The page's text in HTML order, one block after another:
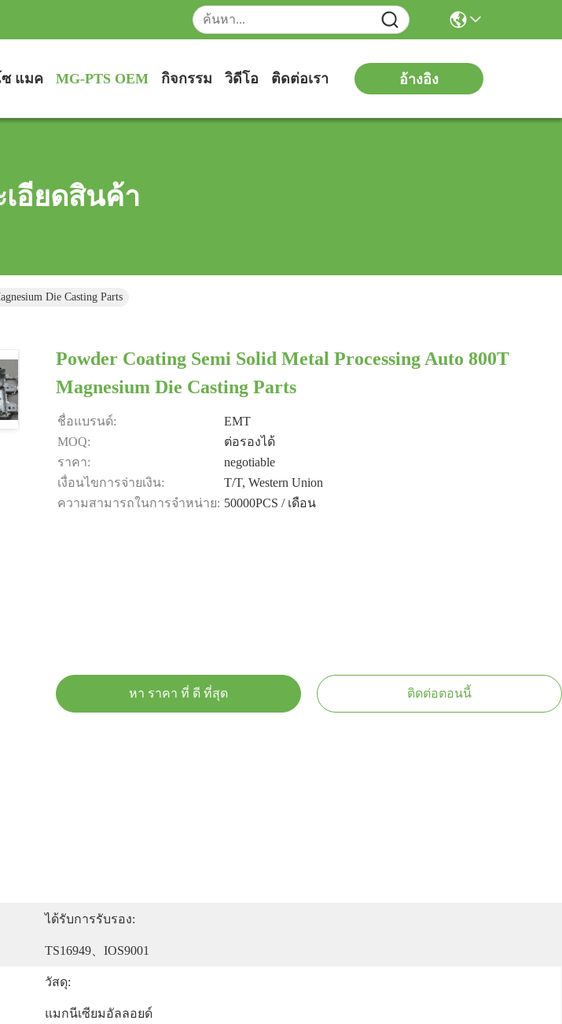
แมค MG-PTS OEM กิจกรรม วิดีโอ ติดต่อเรา อ้างอิง
เอียดสินค้า
Die Casting Parts
Powder Coating Semi Solid Metal Processing Auto 800T
Magnesium Die Casting Parts
ชื่อแบรนด์:
EMT
MOQ:
ต่อรองได้
ราคา:
negotiable
เงื่อนไขการจ่ายเงิน:
T/T, Western Union
ความสามารถในการจําหน่าย: 50000PCS / เดือน
หา ราคา ที่ ดี ที่สุด ติดต่อตอนนี้
ได้รับการรับรอง:
TS16949、IOS9001
วัสดุ:
แมกนีเซียมอัลลอยด์